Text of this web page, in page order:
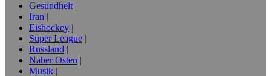
Gesundheit
Iran
Eishockey
Super League
Russland
Naher Osten
Musik